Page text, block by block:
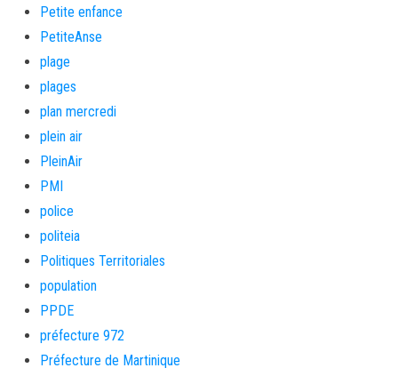
Petite enfance
PetiteAnse
plage
plages
plan mercredi
plein air
PleinAir
PMI
police
politeia
Politiques Territoriales
population
PPDE
préfecture 972
Préfecture de Martinique